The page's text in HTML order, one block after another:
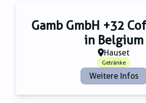
Gamb GmbH +32
in Belgium
Hauset
Getränke
Weitere Infos